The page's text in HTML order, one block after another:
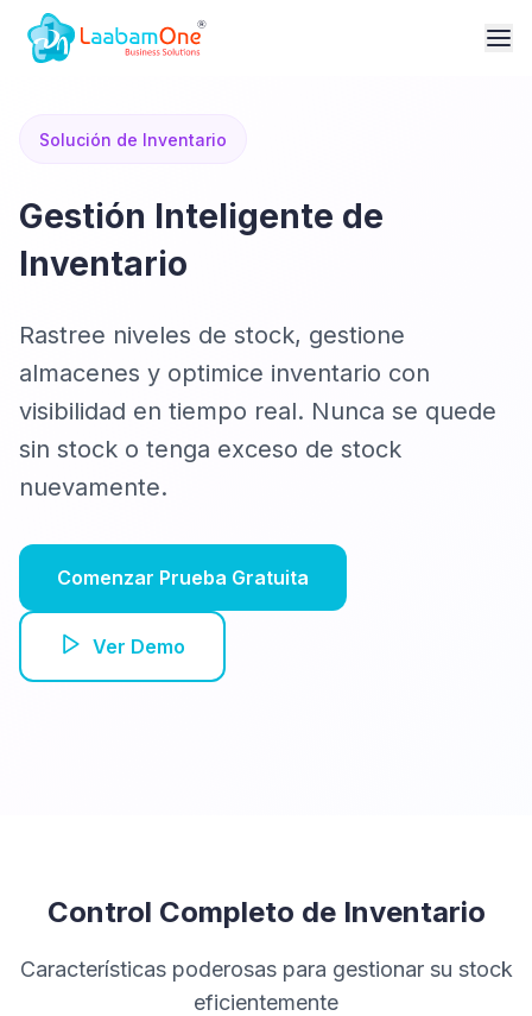
Solución de Inventario
Gestión Inteligente de
Inventario
Rastree niveles de stock, gestione
almacenes y optimice inventario con
visibilidad en tiempo real. Nunca se quede
sin stock o tenga exceso de stock
nuevamente.
Comenzar Prueba Gratuita
Ver Demo
Control Completo de Inventario
Características poderosas para gestionar su stock
eficientemente